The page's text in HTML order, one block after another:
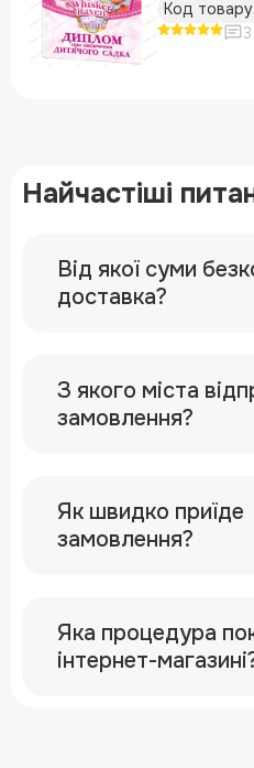
Код товару:
3
Найчастіші
Від якої суми
доставка?
З якого міста
замовлення?
Як швидко приїде
замовлення?
Яка процедура
інтернет-